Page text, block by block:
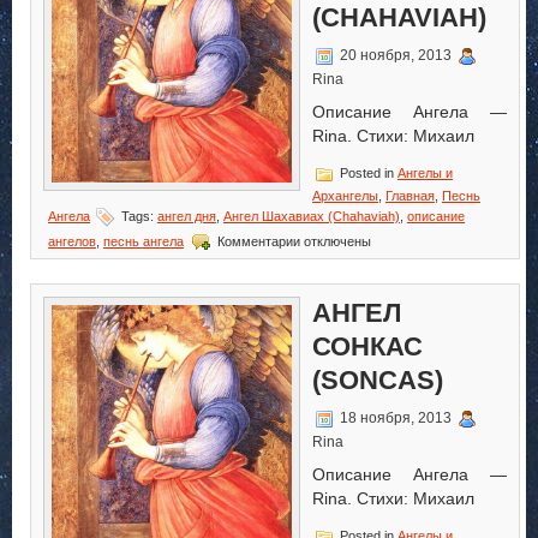
(CHAHAVIAH)
20 ноября, 2013
Rina
Описание Ангела —
Rina. Стихи: Михаил
Posted in Ангелы и
Архангелы Главная Песнь
Ангела
Tags: ангел дня Ангел Шахавиах (Chahaviah) описание
ангелов песнь ангела Комментариик
записи
Шахавиах
(Chahaviah)
отключены
АНГЕЛ
СОНКАС
(SONCAS)
18 ноября, 2013
Rina
Описание Ангела —
Rina. Стихи: Михаил